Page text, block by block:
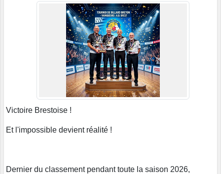
Victoire Brestoise !
Et l'impossible devient réalité !
Dernier du classement pendant toute la saison 2026,